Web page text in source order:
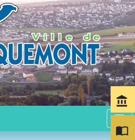
menu
account_balance
import_contacts